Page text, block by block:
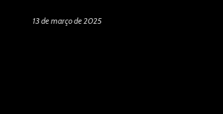
13 de março de 2025